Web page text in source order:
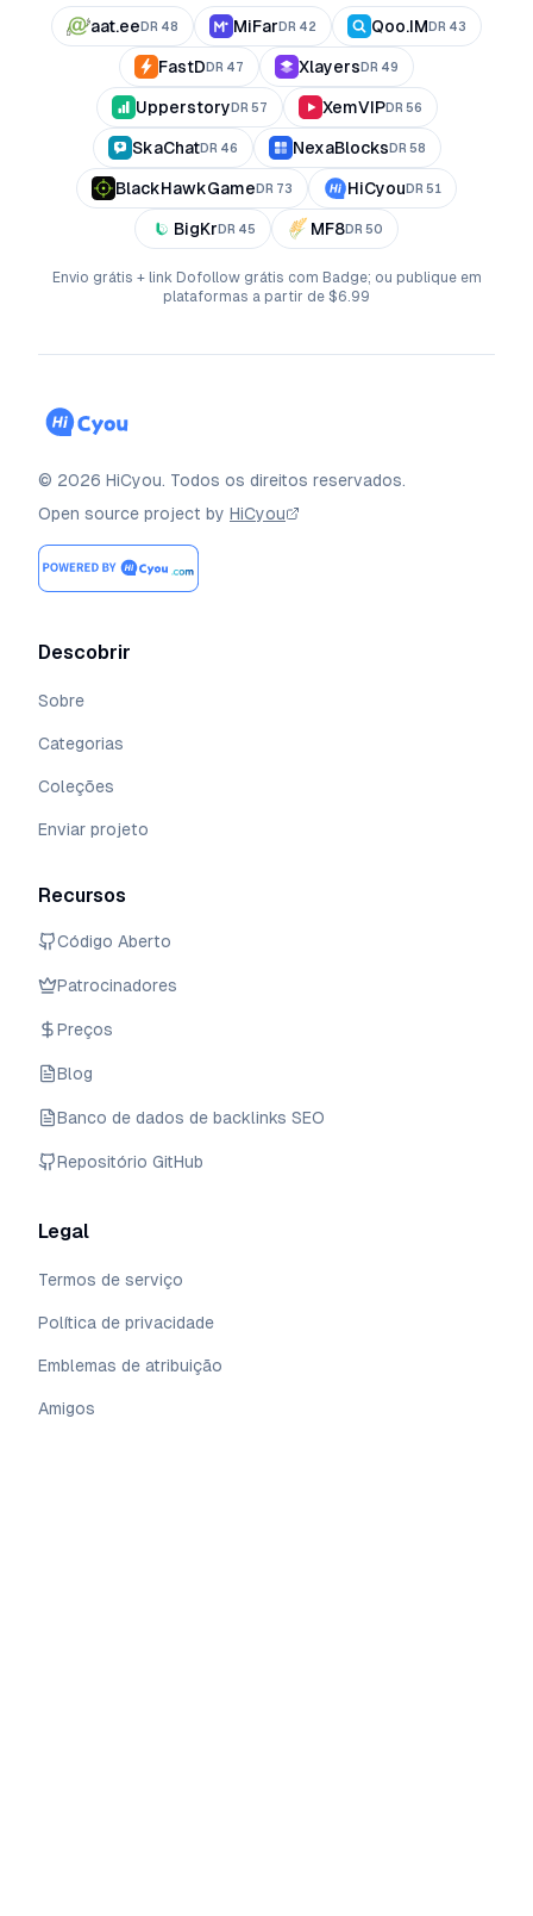
aat.ee DR 48 MiFar DR 42 Qoo.IM DR 43
FastD DR 47 Xlayers DR 49
Upperstory DR 57 XemVIPDR 56
SkaChatDR 46 NexaBlocks DR 58
BlackHawkGame DR 73 HiCyou DR 51
BigKr DR 45 MF8DR 50
Envio grátis + link Dofollow grátis com Badge; ou publique em
plataformas a partir de $6.99
© 2026 HiCyou. Todos os direitos reservados.
Open source project by HiCyou
Descobrir
Sobre
Categorias
Coleções
Enviar projeto
Recursos
Código Aberto
Patrocinadores
Preços
Blog
Banco de dados de backlinks SEO
Repositório GitHub
Legal
Termos de serviço
Política de privacidade
Emblemas de atribuição
Amigos